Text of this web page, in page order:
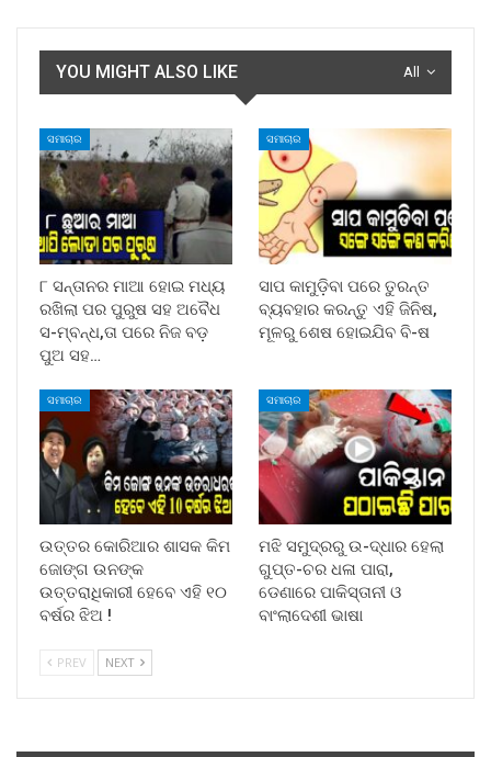
All
YOU MIGHT ALSO LIKE
ସମାଚାର
୮ ସନ୍ତାନର ମାଆ ହୋଇ ମଧ୍ୟ
ରଖିଲା ପର ପୁରୁଷ ସହ ଅବୈଧ
ସ-ମ୍ବନ୍ଧ,ତା ପରେ ନିଜ ବଡ଼
ପୁଅ ସହ…
ସମାଚାର
ସାପ କାମୁଡ଼ିବା ପରେ ତୁରନ୍ତ
ବ୍ୟବହାର କରନ୍ତୁ ଏହି ଜିନିଷ,
ମୂଳରୁ ଶେଷ ହୋଇଯିବ ବି-ଷ
ସମାଚାର
ଉତ୍ତର କୋରିଆର ଶାସକ କିମ
ଜୋଙ୍ଗ ଉନଙ୍କ
ଉତ୍ତରାଧିକାରୀ ହେବେ ଏହି ୧୦
ବର୍ଷର ଝିଅ !
ସମାଚାର
ମଝି ସମୁଦ୍ରରୁ ଉ-ଦ୍ଧାର ହେଲା
ଗୁପ୍ତ-ଚର ଧଳା ପାରା,
ଡେଣାରେ ପାକିସ୍ତାନୀ ଓ
ବାଂଲାଦେଶୀ ଭାଷା
PREV NEXT